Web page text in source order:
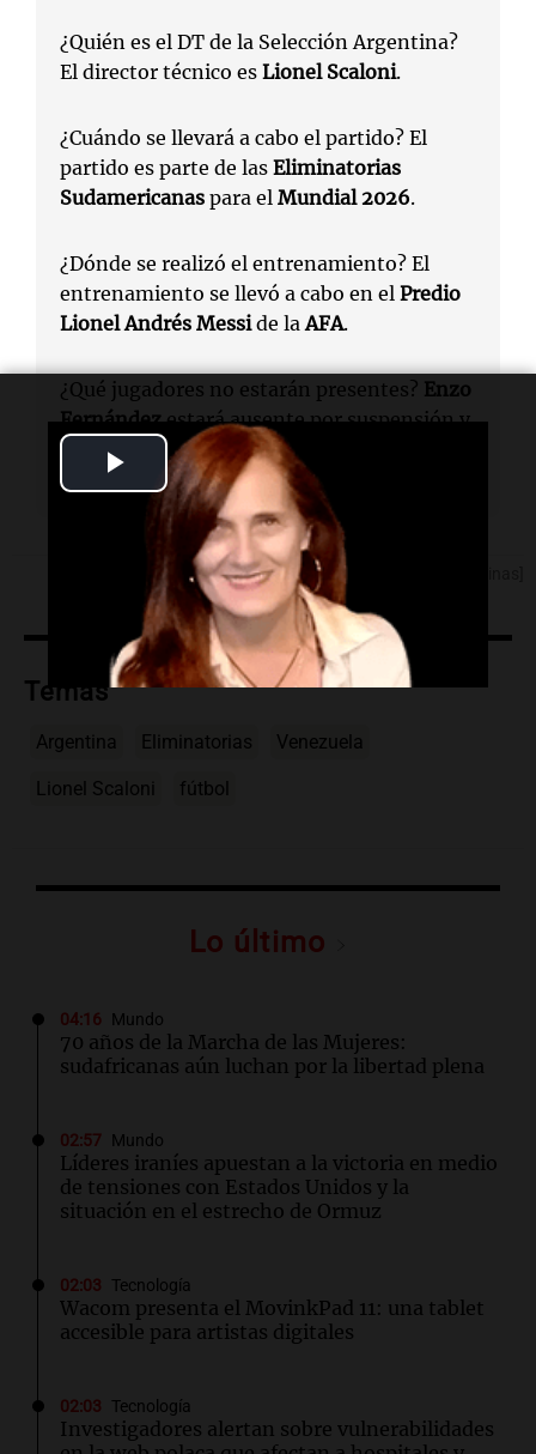
Play
Video
¿Quién es el DT de la Selección Argentina?
El director técnico es Lionel Scaloni.
¿Cuándo se llevará a cabo el partido? El
partido es parte de las Eliminatorias
Sudamericanas para el Mundial 2026.
¿Dónde se realizó el entrenamiento? El
entrenamiento se llevó a cabo en el Predio
Lionel Andrés Messide laAFA.
¿Qué jugadores no estarán presentes? Enzo
Fernándezestará ausente por suspensión y
Alexis Mac Allister podría quedar en duda
por lesión.
[Fuente: Noticias Argentinas]
Temas
Argentina Eliminatorias Venezuela
Lionel Scaloni fútbol
Lo último
04:16 Mundo
70 años de la Marcha de las Mujeres:
sudafricanas aún luchan por la libertad plena
02:57 Mundo
Líderes iraníes apuestan a la victoria en medio
de tensiones con Estados Unidos y la
situación en el estrecho de Ormuz
02:03 Tecnología
Wacom presenta el MovinkPad 11: una tablet
accesible para artistas digitales
02:03 Tecnología
Investigadores alertan sobre vulnerabilidades